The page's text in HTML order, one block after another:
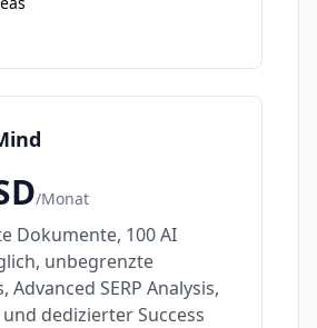
/Monat
Dokumente, 100 AI
unbegrenzte
Advanced SERP Analysis,
dedizierter Success